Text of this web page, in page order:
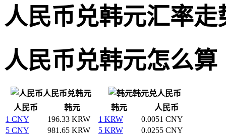
人民币兑韩元汇率走
人民币兑韩元怎么算
人民币兑韩元
韩元兑人民币
人民币
韩元 韩元
人民币
1 CNY
196.33 KRW 1 KRW
0.0051 CNY
5 CNY
981.65 KRW 5 KRW
0.0255 CNY